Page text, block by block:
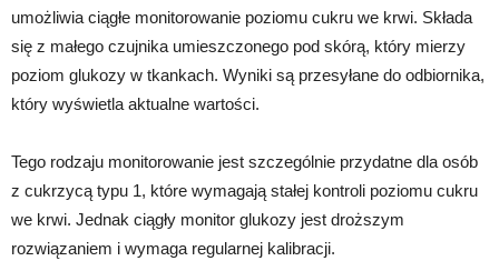
umożliwia ciągłe monitorowanie poziomu cukru we krwi. Składa
się z małego czujnika umieszczonego pod skórą, który mierzy
poziom glukozy w tkankach. Wyniki są przesyłane do odbiornika,
który wyświetla aktualne wartości.
Tego rodzaju monitorowanie jest szczególnie przydatne dla osób
z cukrzycą typu 1, które wymagają stałej kontroli poziomu cukru
we krwi. Jednak ciągły monitor glukozy jest droższym
rozwiązaniem i wymaga regularnej kalibracji.